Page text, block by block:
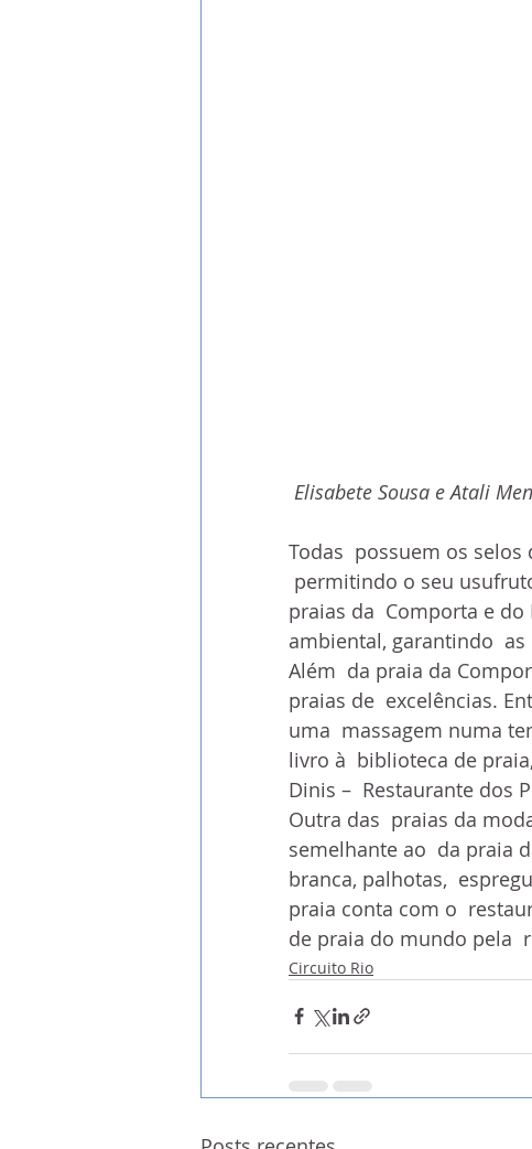
Elisabete Sousa e Atali
Todas  possuem os selos
permitindo o seu
praias da  Comporta e
ambiental, garantindo
Além  da praia da
praias de  excelências.
uma  massagem numa
livro à  biblioteca de
Dinis –  Restaurante dos
Outra das  praias da
semelhante ao  da praia
branca, palhotas,
praia conta com o
de praia do mundo pela
Circuito Rio